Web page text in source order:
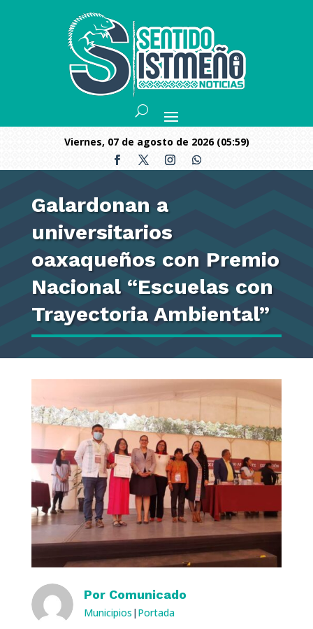
viernes, 07 de agosto de 2026 (05:59)
Galardonan a
universitarios
oaxaqueños con Premio
Nacional “Escuelas con
Trayectoria Ambiental”
Por Comunicado
Municipios | Portada